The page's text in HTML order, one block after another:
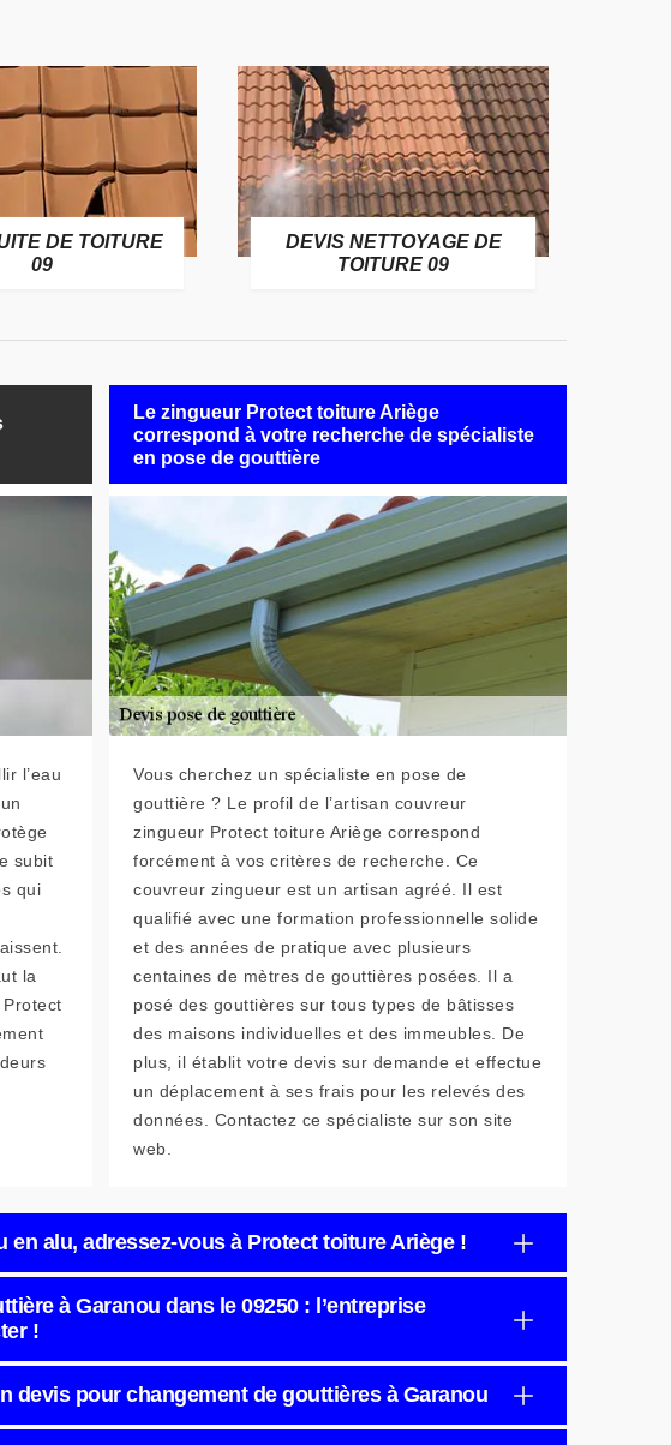
DE TOITURE
09
DEVIS NETTOYAGE DE
TOITURE 09
l’eau
subit
qui
la
Le zingueur Protect toiture Ariège
correspond à votre recherche de spécialiste
en pose de gouttière
Vous cherchez un spécialiste en pose de
gouttière ? Le profil de l’artisan couvreur
zingueur Protect toiture Ariège correspond
forcément à vos critères de recherche. Ce
couvreur zingueur est un artisan agréé. Il est
qualifié avec une formation professionnelle solide
et des années de pratique avec plusieurs
centaines de mètres de gouttières posées. Il a
posé des gouttières sur tous types de bâtisses
des maisons individuelles et des immeubles. De
plus, il établit votre devis sur demande et effectue
un déplacement à ses frais pour les relevés des
données. Contactez ce spécialiste sur son site
web.
en alu, adressez-vous à Protect toiture Ariège !
à Garanou dans le 09250 : l’entreprise
!
devis pour changement de gouttières à Garanou